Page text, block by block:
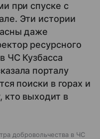
при спуске с
Эти истории
даже
ресурсного
ЧС Кузбасса
порталу
поиски в горах и
кто выходит в
добровольчества в ЧС